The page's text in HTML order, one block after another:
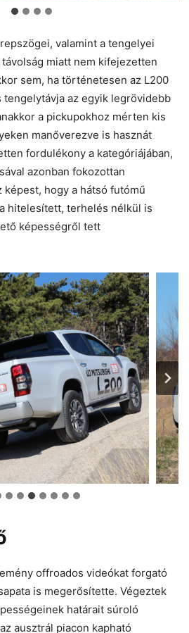
valamint a tengelyei
miatt nem kifejezetten
sem, ha történetesen az L200
az egyik legrövidebb
a pickupokhoz mérten kis
manőverezve is hasznát
fordulékony a kategóriájában,
azonban fokozottan
képest, hogy a hátsó futómű
hitelesített, terhelés nélkül is
képességről tett
offroados videókat forgató
is megerősítette. Végeztek
határait súroló
ausztrál piacon kapható